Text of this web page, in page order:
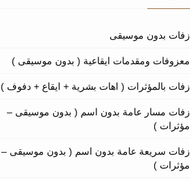
زفات بدون موسيقى
معزوفات ومقدمات ايقاعية ( بدون موسيقى )
زفات بالمؤثرات ( اهات بشرية + ايقاع + دفوف )
زفات مسار عامة بدون اسم ( بدون موسيقى –
مؤثرات )
زفات سريعة عامة بدون اسم ( بدون موسيقى –
مؤثرات )